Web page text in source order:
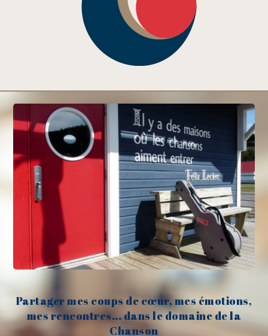
Partager mes coups de cœur, mes émotions,
mes rencontres... dans le domaine de la
Chanson